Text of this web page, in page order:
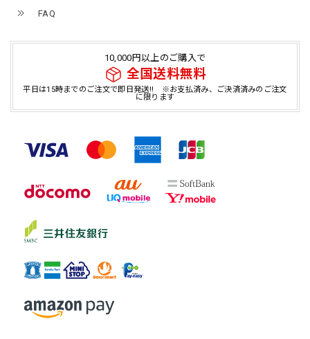
FAQ
10,000円以上のご購入で
全国送料無料
平日は15時までのご注文で即日発送!! ※お支払済み、ご決済済みのご注文
に限ります